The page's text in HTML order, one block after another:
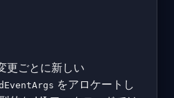
更ごとに新しい
をアロケートし